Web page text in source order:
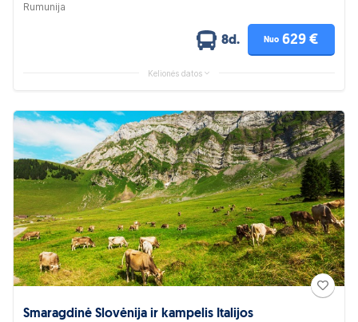
Rumunija
8d. Nuo 629 €
Kelionės datos
Smaragdinė Slovėnija ir kampelis Italijos